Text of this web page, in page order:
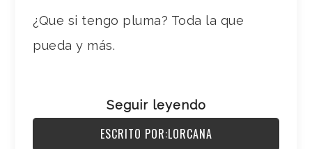
¿Que si tengo pluma? Toda la que
pueda y más.
Seguir leyendo
ESCRITO POR:LORCANA